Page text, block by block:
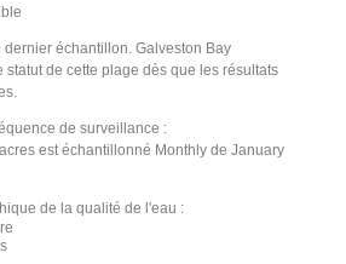
dernier échantillon. Galveston Bay
statut de cette plage dès que les résultats
de surveillance :
est échantillonné Monthly de January
de la qualité de l'eau :